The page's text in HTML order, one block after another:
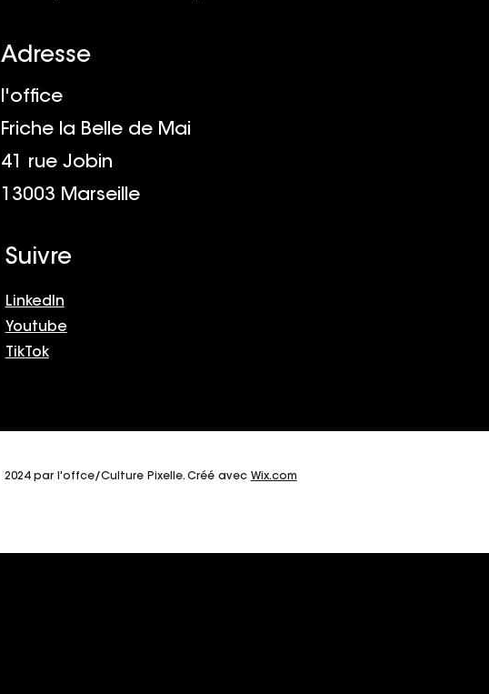
Adresse
l'office
Friche la Belle de Mai
41 rue Jobin
13003 Marseille
Suivre
LinkedIn
Youtube
TikTok
2024 par l'offce/Culture Pixelle. Créé avec Wix.com